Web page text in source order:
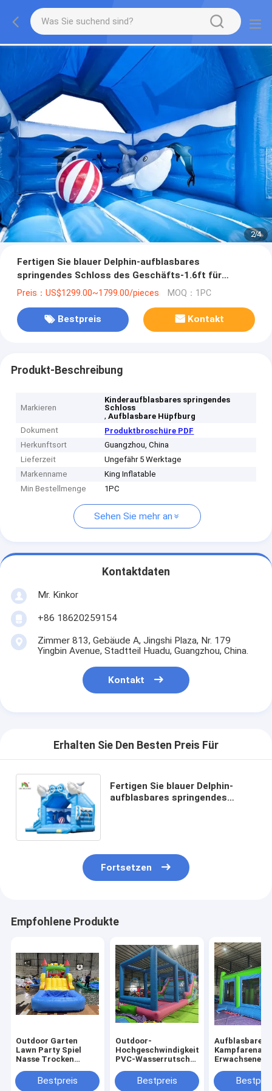
2/4
Fertigen Sie blauer Delphin-aufblasbares
springendes Schloss des Geschäfts-1.6ft für
Kinderdoppel- dreifachen Stich besonders an
Preis：US$1299.00~1799.00/pieces MOQ：1PC
Bestpreis Kontakt
Produkt-Beschreibung
Markieren
Kinderaufblasbares springendes
Schloss
,Aufblasbare Hüpfburg
Dokument
Produktbroschüre PDF
Herkunftsort
Guangzhou, China
Lieferzeit
Ungefähr 5 Werktage
Markenname
King Inflatable
Min Bestellmenge
1PC
Sehen Sie mehr an
Kontaktdaten
Mr. Kinkor
+86 18620259154
Zimmer 813, Gebäude A, Jingshi Plaza, Nr. 179
Yingbin Avenue, Stadtteil Huadu, Guangzhou, China.
Kontakt
Erhalten Sie Den Besten Preis Für
Fertigen Sie blauer Delphin-
aufblasbares springendes
Fortsetzen
Empfohlene Produkte
Outdoor Garten
Lawn Party Spiel
Nasse Trocken
Sprunghaus Combo
Hindernisplatz mit
Bestpreis
Outdoor-
Hochgeschwindigkeits-
PVC-Wasserrutsche
AufblasenBestpreis
Aufblasbare
Kampfarena
Erwachsene
Aufblasbare
Gladiatoren